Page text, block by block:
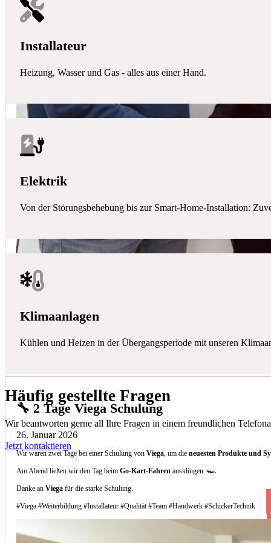
🔧 2 Tage Viega Schulung
26. Januar 2026
Wir waren zwei Tage bei einer Schulung vonViega, um dieneuesten Produkte und
Am Abend ließen wir den Tag beimGo-Kart-Fahren ausklingen. 🏎️
Danke anViega für die starke Schulung.
#Viega #Weiterbildung #Installateur #Qualität #Team #Handwerk #SchickerTechnik
Installateur
Heizung, Wasser und Gas - alles aus einer Hand.
Elektrik
Von der Störungsbehebung bis zur Smart-Home-Installation:
Klimaanlagen
Kühlen und Heizen in der Übergangsperiode mit unseren
Häufig gestellte Fragen
Wir beantworten gerne all Ihre Fragen in einem freundlichen
Jetzt kontaktieren
Welche Arten von Klimaanlagen installieren